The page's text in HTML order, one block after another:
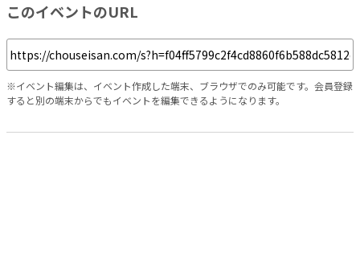
このイベントのURL
※イベント編集は、イベント作成した端末、ブラウザでのみ可能です。会員登録
すると別の端末からでもイベントを編集できるようになります。